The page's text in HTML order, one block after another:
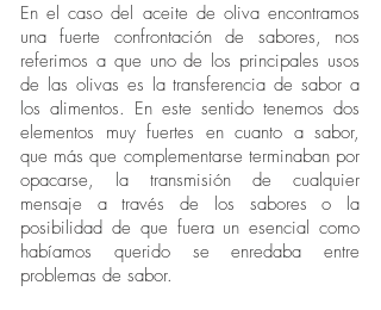
En el caso del aceite de oliva encontramos
una fuerte confrontación de sabores, nos
referimos a que uno de los principales usos
de las olivas es la transferencia de sabor a
los alimentos. En este sentido tenemos dos
elementos muy fuertes en cuanto a sabor,
que más que complementarse terminaban por
opacarse, la transmisión de cualquier
mensaje a través de los sabores o la
posibilidad de que fuera un esencial como
habíamos querido se enredaba entre
problemas de sabor.